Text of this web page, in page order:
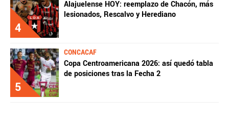
4
Alajuelense HOY: reemplazo de Chacón, más
lesionados, Rescalvo y Herediano
5
CONCACAF
Copa Centroamericana 2026: así quedó tabla
de posiciones tras la Fecha 2